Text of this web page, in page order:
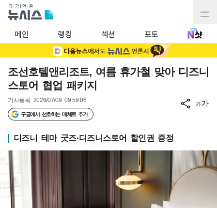
메인 랭킹 섹션 포토
조선호텔앤리조트, 여름 휴가철 맞아 디즈니
스토어 협업 패키지
기사등록 2026/07/09 09:59:06
구글에서 선호하는 매체로 추가
가가
디즈니 테마 굿즈·디즈니스토어 할인권 증정